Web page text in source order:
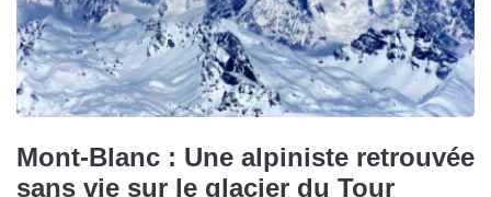
Mont-Blanc : Une alpiniste retrouvée
sans vie sur le glacier du Tour